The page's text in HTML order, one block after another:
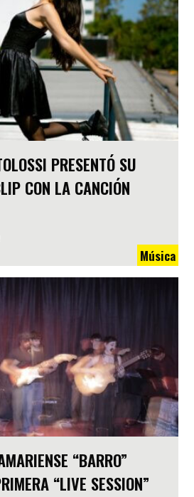
PRESENTÓ SU
CON LA CANCIÓN
Música
“BARRO”
“LIVE SESSION”